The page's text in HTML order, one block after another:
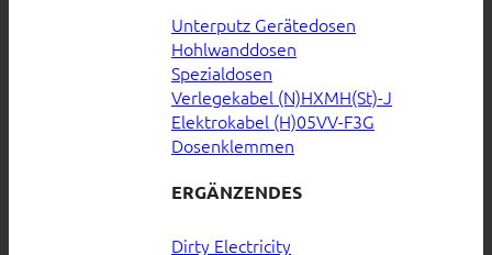
Unterputz Gerätedosen
Hohlwanddosen
Spezialdosen
Verlegekabel (N)HXMH(St)-J
Elektrokabel (H)05VV-F3G
Dosenklemmen
ERGÄNZENDES
Dirty Electricity